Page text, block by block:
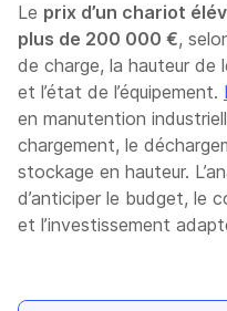
Le prix d’un chariot
plus de 200 000 €,
de charge, la hauteur de
et l’état de l’équipement.
en manutention
chargement, le
stockage en hauteur.
d’anticiper le budget, le
et l’investissement